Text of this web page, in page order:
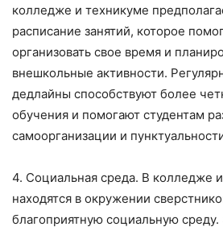
колледже и техникуме
расписание занятий, которое
организовать свое время и
внешкольные активности.
дедлайны способствуют более
обучения и помогают студентам
самоорганизации и
4. Социальная среда. В колледже
находятся в окружении
благоприятную социальную